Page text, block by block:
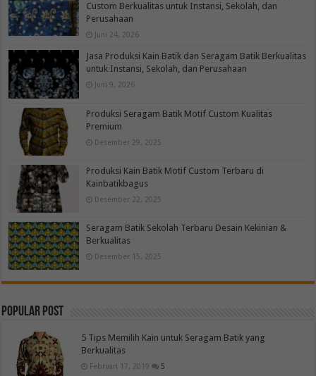
Custom Berkualitas untuk Instansi, Sekolah, dan
Perusahaan
Juni 24, 2026
Jasa Produksi Kain Batik dan Seragam Batik Berkualitas
untuk Instansi, Sekolah, dan Perusahaan
Juni 9, 2026
Produksi Seragam Batik Motif Custom Kualitas
Premium
Desember 29, 2025
Produksi Kain Batik Motif Custom Terbaru di
Kainbatikbagus
Desember 22, 2025
Seragam Batik Sekolah Terbaru Desain Kekinian &
Berkualitas
Desember 15, 2025
Popular Post
5 Tips Memilih Kain untuk Seragam Batik yang
Berkualitas
Februari 17, 2019 5